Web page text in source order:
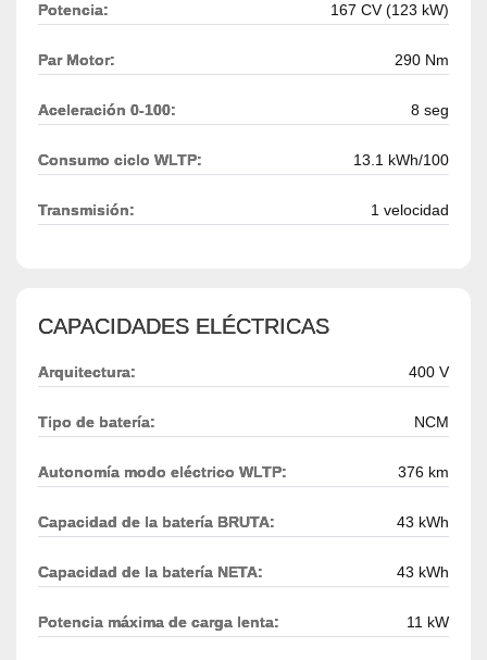
Potencia: 167 CV (123 kW)
Par Motor: 290 Nm
Aceleración 0-100: 8 seg
Consumo ciclo WLTP: 13.1 kWh/100
Transmisión: 1 velocidad
CAPACIDADES ELÉCTRICAS
Arquitectura: 400 V
Tipo de batería: NCM
Autonomía modo eléctrico WLTP: 376 km
Capacidad de la batería BRUTA: 43 kWh
Capacidad de la batería NETA: 43 kWh
Potencia máxima de carga lenta: 11 kW